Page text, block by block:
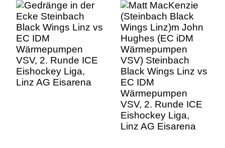
Wärmepumpen
VSV, 2. Runde ICE
Eishockey Liga,
Linz AG Eisarena
Wärmepumpen
VSV) Steinbach
Black Wings Linz vs
EC IDM
Wärmepumpen
VSV, 2. Runde ICE
Eishockey Liga,
Linz AG Eisarena